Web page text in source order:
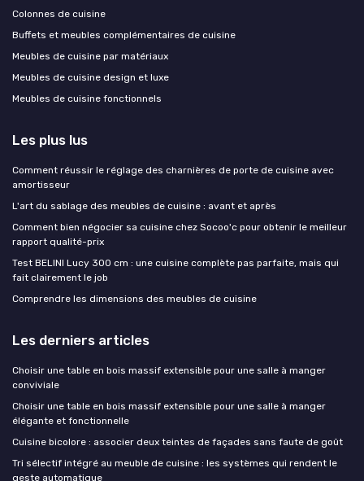
Colonnes de cuisine
Buffets et meubles complémentaires de cuisine
Meubles de cuisine par matériaux
Meubles de cuisine design et luxe
Meubles de cuisine fonctionnels
Les plus lus
Comment réussir le réglage des charnières de porte de cuisine avec
amortisseur
L'art du sablage des meubles de cuisine : avant et après
Comment bien négocier sa cuisine chez Socoo'c pour obtenir le meilleur
rapport qualité-prix
Test BELINI Lucy 300 cm : une cuisine complète pas parfaite, mais qui
fait clairement le job
Comprendre les dimensions des meubles de cuisine
Les derniers articles
Choisir une table en bois massif extensible pour une salle à manger
conviviale
Choisir une table en bois massif extensible pour une salle à manger
élégante et fonctionnelle
Cuisine bicolore : associer deux teintes de façades sans faute de goût
Tri sélectif intégré au meuble de cuisine : les systèmes qui rendent le
geste automatique